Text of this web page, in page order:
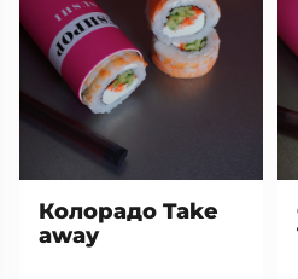
Колорадо Take
away